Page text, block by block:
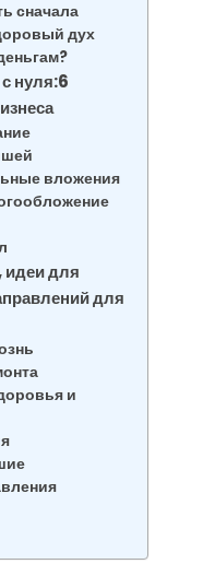
сначала
дух
нуля:6
вложения
идеи для
для
и